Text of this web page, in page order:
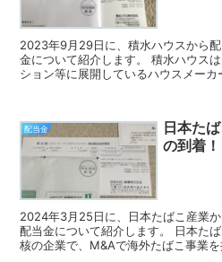
2023年9月29日に、積水ハウスから
金について紹介します。 積水ハウス
ション等に展開しているハウスメー
配当金
日本た
の到着
2024年3月25日に、日本たばこ産業か
配当金について紹介します。 日本た
核の企業で、M&Aで海外たばこ事業